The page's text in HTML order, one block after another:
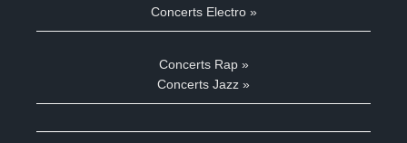
Concerts Electro »
Concerts Rap »
Concerts Jazz »